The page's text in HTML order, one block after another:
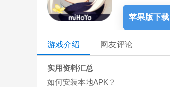
苹果版下载
游戏介绍 网友评论
实用资料汇总
如何安装本地APK？